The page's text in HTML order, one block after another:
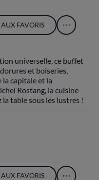
FAVORIS
universelle, ce buffet
et boiseries,
capitale et la
Rostang, la cuisine
la table sous les lustres !
FAVORIS